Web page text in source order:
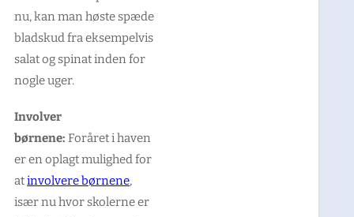
nu, kan man høste spæde
bladskud fra eksempelvis
salat og spinat inden for
nogle uger.
Involver
børnene: Foråret i haven
er en oplagt mulighed for
atinvolvere børnene,
især nu hvor skolerne er